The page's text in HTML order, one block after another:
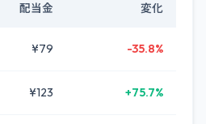
配当金 変化
¥79 -35.8%
¥123 +75.7%